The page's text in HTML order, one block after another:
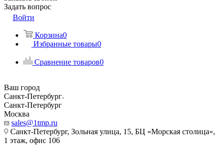
Задать вопрос
Войти
Корзина0
Избранные товары0
Сравнение товаров0
Ваш город
Санкт-Петербург
Санкт-Петербург
Москва
sales@1tmp.ru
Санкт-Петербург, Зольная улица, 15, БЦ «Морская столица»,
1 этаж, офис 106